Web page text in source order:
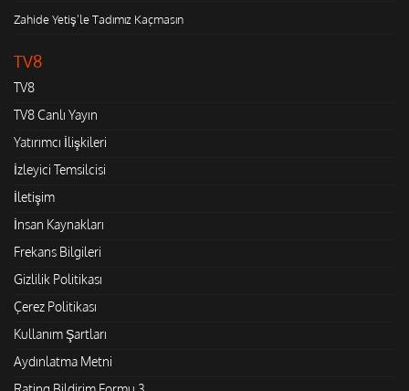
Zahide Yetiş'le Tadımız Kaçmasın
TV8
TV8
TV8 Canlı Yayın
Yatırımcı İlişkileri
İzleyici Temsilcisi
İletişim
İnsan Kaynakları
Frekans Bilgileri
Gizlilik Politikası
Çerez Politikası
Kullanım Şartları
Aydınlatma Metni